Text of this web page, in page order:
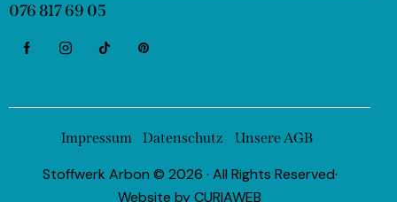
076 817 69 05
Impressum Datenschutz Unsere AGB
Stoffwerk Arbon © 2026 · All Rights Reserved·
Website byCURIAWEB